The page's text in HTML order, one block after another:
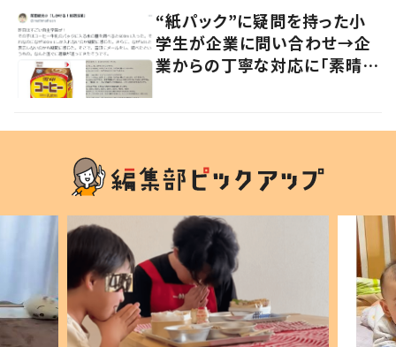
“紙パック”に疑問を持った小
学生が企業に問い合わせ→企
業からの丁寧な対応に「素晴ら